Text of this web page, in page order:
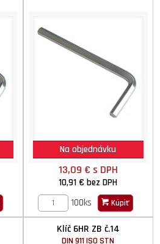
Na objednávku
13,09 € s DPH
10,91 €bez DPH
100ks
Kúpiť
Klíč 6HR ZB č.14
DIN 911 ISO STN